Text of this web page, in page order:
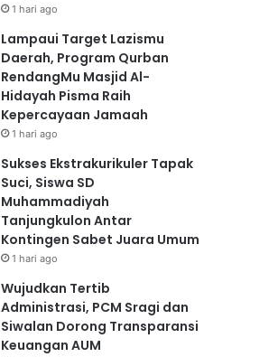
1 hari ago
Lampaui Target Lazismu
Daerah, Program Qurban
RendangMu Masjid Al-
Hidayah Pisma Raih
Kepercayaan Jamaah
1 hari ago
Sukses Ekstrakurikuler Tapak
Suci, Siswa SD
Muhammadiyah
Tanjungkulon Antar
Kontingen Sabet Juara Umum
1 hari ago
Wujudkan Tertib
Administrasi, PCM Sragi dan
Siwalan Dorong Transparansi
Keuangan AUM